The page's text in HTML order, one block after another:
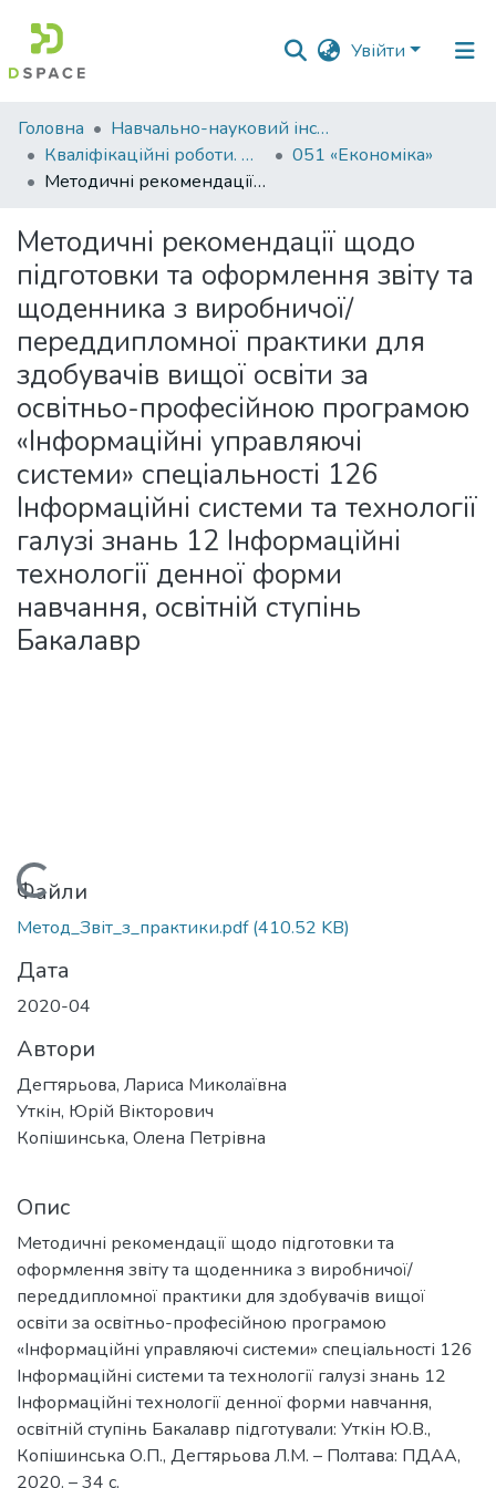
Увійти
Фонди
та
зібрання
Статистика
Головна
Навчально-науковий інститут економіки, управління, права та інформаційних технологій
Кваліфікаційні роботи. ННІ економіки, управління, права та ІТ
051 «Економіка»
Методичні рекомендації щодо підготовки та оформлення звіту та щоденника з виробничої/переддипломної практики для здобувачів вищої освіти за освітньо-професійною програмою «Інформаційні управляючі системи» спеціальності 126 Інформаційні системи та технології галузі знань 12 Інформаційні технології денної форми навчання, освітній ступінь Бакалавр
Методичні рекомендації щодо
підготовки та оформлення звіту та
щоденника з виробничої/
переддипломної практики для
здобувачів вищої освіти за
освітньо-професійною програмою
«Інформаційні управляючі
системи» спеціальності 126
Інформаційні системи та технології
галузі знань 12 Інформаційні
технології денної форми
навчання, освітній ступінь
Бакалавр
Вантажиться...
Файли
Метод_Звіт_з_практики.pdf(410.52 KB)
Дата
2020-04
Автори
Дегтярьова, Лариса Миколаївна
Уткін, Юрій Вікторович
Копішинська, Олена Петрівна
Опис
Методичні рекомендації щодо підготовки та
оформлення звіту та щоденника з виробничої/
переддипломної практики для здобувачів вищої
освіти за освітньо-професійною програмою
«Інформаційні управляючі системи» спеціальності 126
Інформаційні системи та технології галузі знань 12
Інформаційні технології денної форми навчання,
освітній ступінь Бакалавр підготували: Уткін Ю.В.,
Копішинська О.П., Дегтярьова Л.М. – Полтава: ПДАА,
2020. – 34 с.